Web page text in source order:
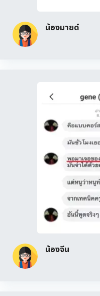
น้องมายด์
น้องจีน